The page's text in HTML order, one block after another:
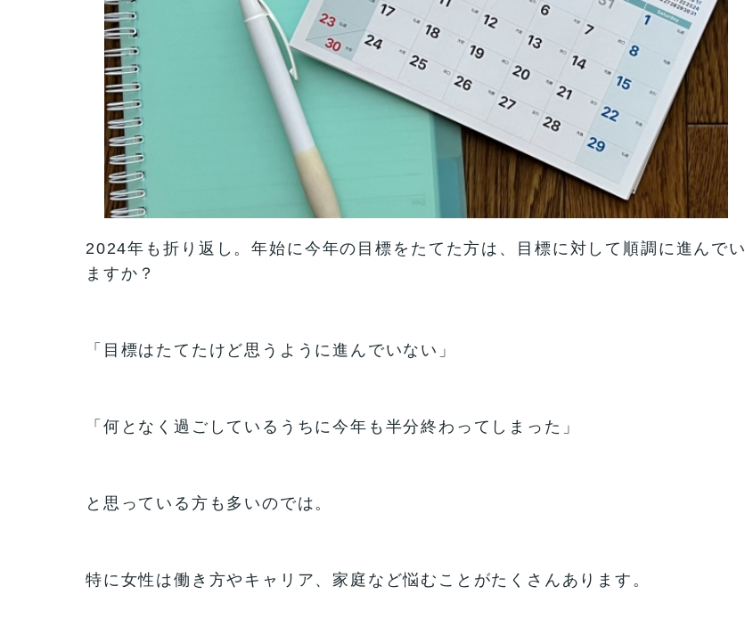
2024年も折り返し。年始に今年の目標をたてた方は、目標に対して順調に進んでい
ますか？
「目標はたてたけど思うように進んでいない」
「何となく過ごしているうちに今年も半分終わってしまった」
と思っている方も多いのでは。
特に女性は働き方やキャリア、家庭など悩むことがたくさんあります。